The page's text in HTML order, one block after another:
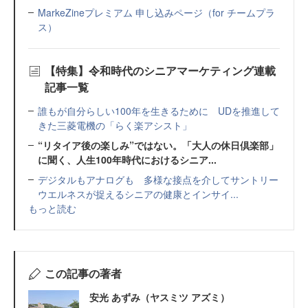
MarkeZineプレミアム 申し込みページ（for チームプラ
ス）
【特集】令和時代のシニアマーケティング連載
記事一覧
誰もが自分らしい100年を生きるために UDを推進して
きた三菱電機の「らく楽アシスト」
“リタイア後の楽しみ”ではない。「大人の休日倶楽部」
に聞く、人生100年時代におけるシニア...
デジタルもアナログも 多様な接点を介してサントリー
ウエルネスが捉えるシニアの健康とインサイ...
もっと読む
この記事の著者
安光 あずみ（ヤスミツ アズミ）